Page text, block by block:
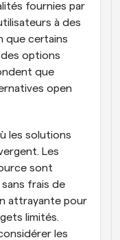
fournies par
à des
que certains
options
que
open
les solutions
Les
sont
frais de
attrayante pour
limités.
les